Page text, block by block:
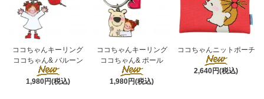
ココちゃんキーリング
ココちゃん& バルーン
1,980円(税込)
ココちゃんキーリング
ココちゃん& ポール
1,980円(税込)
ココちゃんニットポーチ
2,640円(税込)